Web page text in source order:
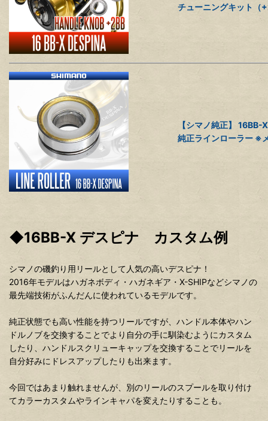
チューニングキット（
【シマノ純正】 16BB-
純正ラインローラー ※
◆16BB-X デスピナ カスタム例
シマノの磯釣り用リールとして人気の高いデスピナ！
2016年モデルはハガネボディ・ハガネギア・X-SHIPなどシマノの
最先端技術がふんだんに使われているモデルです。
純正状態でも高い性能を持つリールですが、ハンドル本体やハン
ドルノブを交換することでより自分の手に馴染むようにカスタム
したり、ハンドルスクリューキャップを交換することでリールを
自分好みにドレスアップしたりも出来ます。
今回ではあまり触れませんが、別のリールのスプールを取り付け
てカラーカスタムやラインキャパを変えたりすることも。